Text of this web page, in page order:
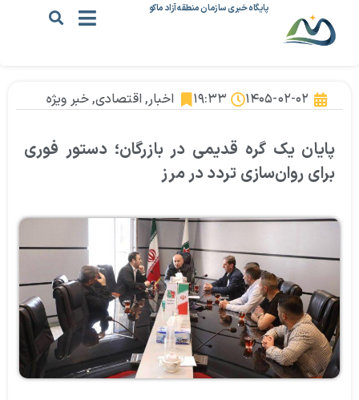
پایگاه خبری سازمان منطقه آزاد ماکو
۱۴۰۵-۰۲-۰۲ ۱۹:۳۳ اخبار, اقتصادی,خبر ویژه
پایان یک گره قدیمی در بازرگان؛ دستور فوری
برای روان‌سازی تردد در مرز